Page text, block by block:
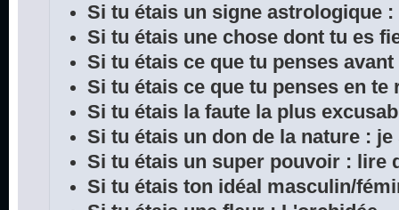
Si tu étais un signe astrologique :
Si tu étais une chose dont tu es
Si tu étais ce que tu penses
Si tu étais ce que tu penses en te
Si tu étais la faute la plus
Si tu étais un don de la nature : je
Si tu étais un super pouvoir : lire
Si tu étais ton idéal masculin/